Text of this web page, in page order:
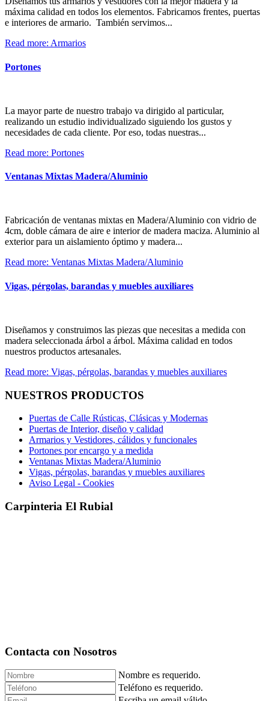
máxima calidad en todos los elementos. Fabricamos frentes, puertas
e interiores de armario. También servimos...
Read more: Armarios
Portones
La mayor parte de nuestro trabajo va dirigido al particular,
realizando un estudio individualizado siguiendo los gustos y
necesidades de cada cliente. Por eso, todas nuestras...
Read more: Portones
Ventanas Mixtas Madera/Aluminio
Fabricación de ventanas mixtas en Madera/Aluminio con vidrio de
4cm, doble cámara de aire e interior de madera maciza. Aluminio al
exterior para un aislamiento óptimo y madera...
Read more: Ventanas Mixtas Madera/Aluminio
Vigas, pérgolas, barandas y muebles auxiliares
Diseñamos y construimos las piezas que necesitas a medida con
madera seleccionada árbol a árbol. Máxima calidad en todos
nuestros productos artesanales.
Read more: Vigas, pérgolas, barandas y muebles auxiliares
NUESTROS PRODUCTOS
Puertas de Calle Rústicas, Clásicas y Modernas
Puertas de Interior, diseño y calidad
Armarios y Vestidores, cálidos y funcionales
Portones por encargo y a medida
Ventanas Mixtas Madera/Aluminio
Vigas, pérgolas, barandas y muebles auxiliares
Aviso Legal - Cookies
Carpinteria El Rubial
Contacta con Nosotros
Nombre es requerido.
Teléfono es requerido.